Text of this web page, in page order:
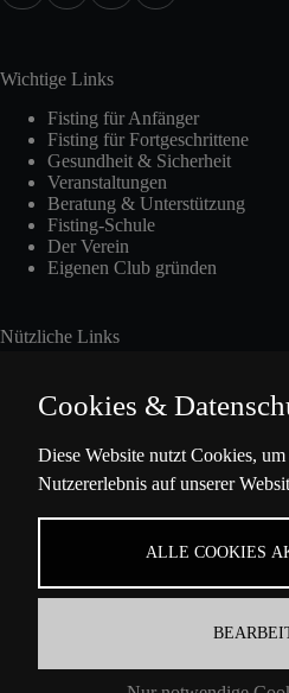
Wichtige Links
Fisting für Anfänger
Fisting für Fortgeschrittene
Gesundheit & Sicherheit
Veranstaltungen
Beratung & Unterstützung
Fisting-Schule
Der Verein
Eigenen Club gründen
Nützliche Links
Presse
Über Uns
Cookies &
Diese Website nutzt Cookies,
Nutzererlebnis auf unserer
ALLE COOKIES